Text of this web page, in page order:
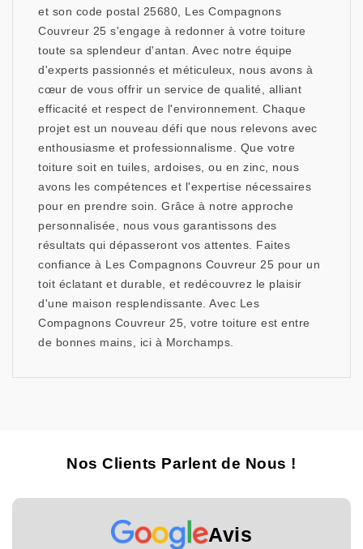
et son code postal 25680, Les Compagnons
Couvreur 25 s'engage à redonner à votre toiture
toute sa splendeur d'antan. Avec notre équipe
d'experts passionnés et méticuleux, nous avons à
cœur de vous offrir un service de qualité, alliant
efficacité et respect de l'environnement. Chaque
projet est un nouveau défi que nous relevons avec
enthousiasme et professionnalisme. Que votre
toiture soit en tuiles, ardoises, ou en zinc, nous
avons les compétences et l'expertise nécessaires
pour en prendre soin. Grâce à notre approche
personnalisée, nous vous garantissons des
résultats qui dépasseront vos attentes. Faites
confiance à Les Compagnons Couvreur 25 pour un
toit éclatant et durable, et redécouvrez le plaisir
d'une maison resplendissante. Avec Les
Compagnons Couvreur 25, votre toiture est entre
de bonnes mains, ici à Morchamps.
Nos Clients Parlent de Nous !
Avis